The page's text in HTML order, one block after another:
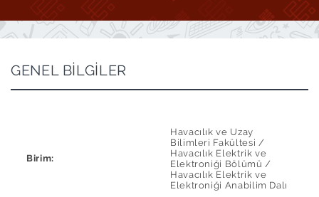
GENEL BİLGİLER
Birim:
Havacılık ve Uzay
Bilimleri Fakültesi /
Havacılık Elektrik ve
Elektroniği Bölümü /
Havacılık Elektrik ve
Elektroniği Anabilim Dalı